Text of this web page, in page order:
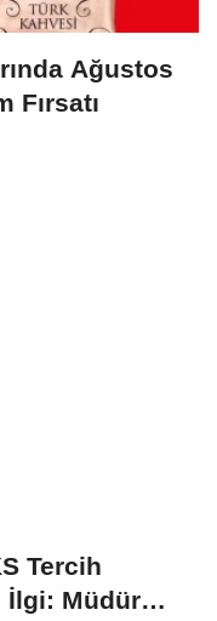
Ağustos
Fırsatı
Tercih
İlgi: Müdür